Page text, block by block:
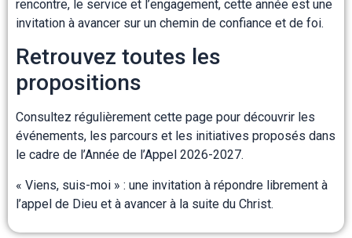
rencontre, le service et l’engagement, cette année est une
invitation à avancer sur un chemin de confiance et de foi.
Retrouvez toutes les
propositions
Consultez régulièrement cette page pour découvrir les
événements, les parcours et les initiatives proposés dans
le cadre de l’Année de l’Appel 2026-2027.
« Viens, suis-moi » : une invitation à répondre librement à
l’appel de Dieu et à avancer à la suite du Christ.